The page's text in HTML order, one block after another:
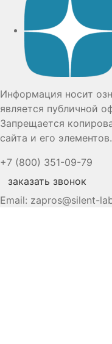
Информация носит
является публичной
Запрещается
сайта и его элементов.
+7 (800) 351-09-79
заказать звонок
Email: zapros@silent-